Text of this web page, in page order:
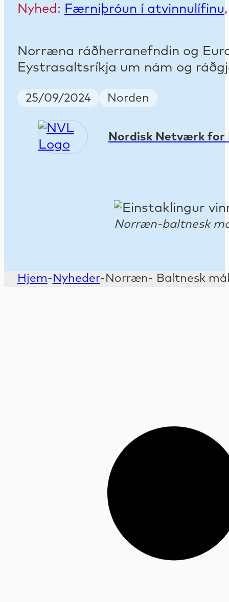
Nyhed: Færniþróun í atvinnulífinu
Norræna ráðherranefndin og
Eystrasaltsríkja um nám og
Publish Date
25/09/2024 Country
Norden
Nordisk Netværk for
Norræn-baltnesk
Hjem- Nyheder- Norræn- Baltnesk